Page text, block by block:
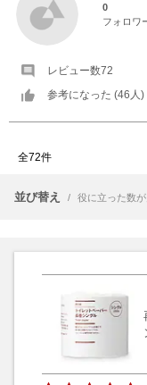
0
フォロワ
レビュー数72
参考になった (46 人)
全72件
並び替え / 役に立った数